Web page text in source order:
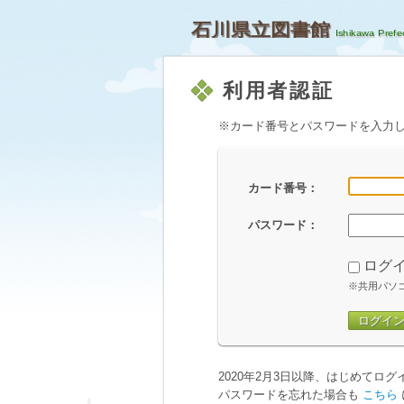
石川県立図書館
利用者認証
※カード番号とパスワードを入力
カード番号：
パスワード：
ログ
※共用パソ
ログイン
2020年2月3日以降、はじめてログ
パスワードを忘れた場合も こちら